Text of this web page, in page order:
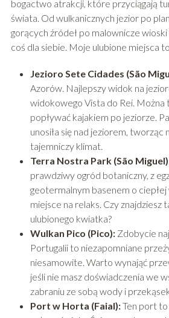
bogactwo atrakcji, które przyciągają
świata. Od wulkanicznych jezior po
gorących źródeł po malownicze
coś dla siebie. Moje ulubione miejsca
Jezioro Sete Cidades (São
Azorów. Najlepszy widok na
widokowego Vista do Rei. Można
popływać kajakiem po jeziorze.
unosiła się nad jeziorem, tworząc
tajemniczy klimat.
Terra Nostra Park (São
prawdziwy ogród botaniczny, z
geotermalnym basenem o ciepłej
miejsce na relaks. Czy znajdziesz
ulubionego kwiatka?
Wulkan Pico (Pico):Zdobycie
Portugalii to niezapomniane
niesamowite. Warto wynająć
jeśli nie masz doświadczenia we
zabraniu ze sobą wody i
Port w Horta (Faial):Ten port to